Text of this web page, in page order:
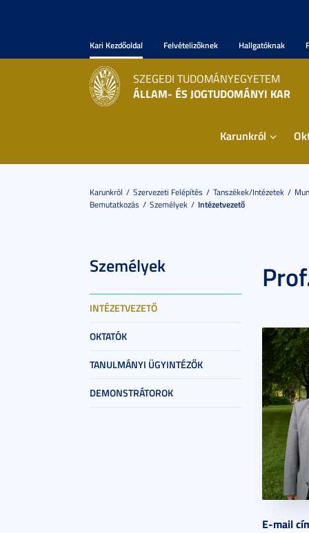
Kari Kezdőoldal Felvételizőknek Hallgatóknak
SZEGEDI TUDOMÁNYEGYETEM
ÁLLAM- ÉS JOGTUDOMÁNYI KAR
Karunkról
Karunkról Szervezeti Felépítés Tanszékek/Intézetek
Bemutatkozás
Személyek Intézetvezető
Személyek
INTÉZETVEZETŐ
OKTATÓK
TANULMÁNYI ÜGYINTÉZŐK
DEMONSTRÁTOROK
E-mail